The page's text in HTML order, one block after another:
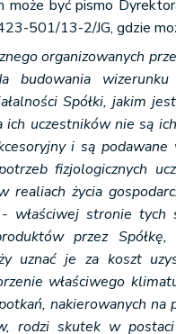
może być pismo
501/13-2/JG, gdzie
organizowanych
budowania
Spółki, jakim
uczestników nie są
i są podawane
fizjologicznych
realiach życia
właściwej stronie tych
przez
uznać je za koszt
właściwego
nakierowanych na
rodzi skutek w